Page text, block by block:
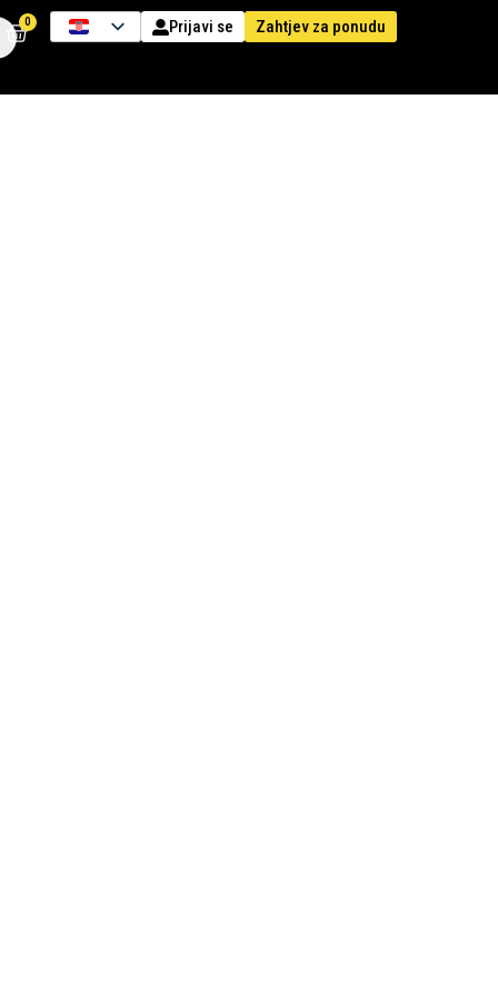
0 Prijavi se Zahtjev za ponudu